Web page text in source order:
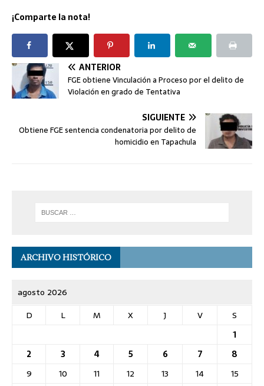
¡Comparte la nota!
ANTERIOR
FGE obtiene Vinculación a Proceso por el delito de
Violación en grado de Tentativa
SIGUIENTE
Obtiene FGE sentencia condenatoria por delito de
homicidio en Tapachula
ARCHIVO HISTÓRICO
agosto 2026
D
L M X J V
S
1
2
3 4 5 6 7
8
9
10 11 12 13 14
15